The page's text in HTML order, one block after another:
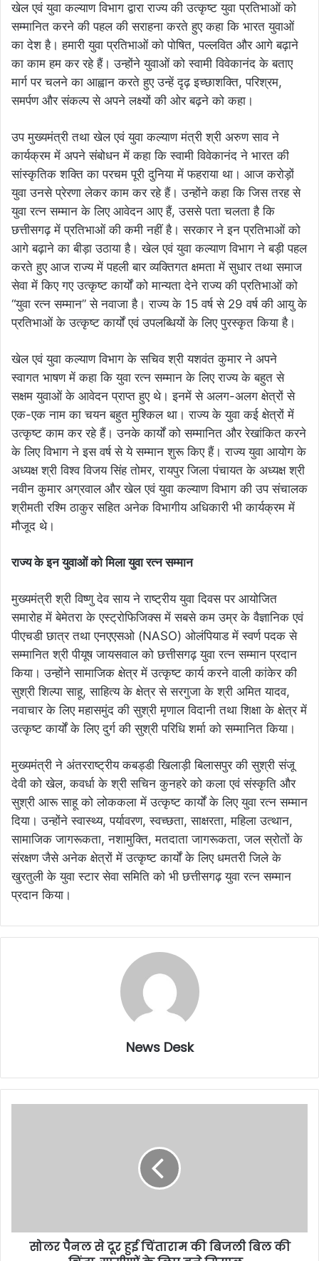
खेल एवं युवा कल्याण विभाग द्वारा राज्य की उत्कृष्ट युवा प्रतिभाओं को
सम्मानित करने की पहल की सराहना करते हुए कहा कि भारत युवाओं
का देश है। हमारी युवा प्रतिभाओं को पोषित, पल्लवित और आगे बढ़ाने
का काम हम कर रहे हैं। उन्होंने युवाओं को स्वामी विवेकानंद के बताए
मार्ग पर चलने का आह्वान करते हुए उन्हें दृढ़ इच्छाशक्ति, परिश्रम,
समर्पण और संकल्प से अपने लक्ष्यों की ओर बढ़ने को कहा।
उप मुख्यमंत्री तथा खेल एवं युवा कल्याण मंत्री श्री अरुण साव ने
कार्यक्रम में अपने संबोधन में कहा कि स्वामी विवेकानंद ने भारत की
सांस्कृतिक शक्ति का परचम पूरी दुनिया में फहराया था। आज करोड़ों
युवा उनसे प्रेरणा लेकर काम कर रहे हैं। उन्होंने कहा कि जिस तरह से
युवा रत्न सम्मान के लिए आवेदन आए हैं, उससे पता चलता है कि
छत्तीसगढ़ में प्रतिभाओं की कमी नहीं है। सरकार ने इन प्रतिभाओं को
आगे बढ़ाने का बीड़ा उठाया है। खेल एवं युवा कल्याण विभाग ने बड़ी पहल
करते हुए आज राज्य में पहली बार व्यक्तिगत क्षमता में सुधार तथा समाज
सेवा में किए गए उत्कृष्ट कार्यों को मान्यता देने राज्य की प्रतिभाओं को
“युवा रत्न सम्मान” से नवाजा है। राज्य के 15 वर्ष से 29 वर्ष की आयु के
प्रतिभाओं के उत्कृष्ट कार्यों एवं उपलब्धियों के लिए पुरस्कृत किया है।
खेल एवं युवा कल्याण विभाग के सचिव श्री यशवंत कुमार ने अपने
स्वागत भाषण में कहा कि युवा रत्न सम्मान के लिए राज्य के बहुत से
सक्षम युवाओं के आवेदन प्राप्त हुए थे। इनमें से अलग-अलग क्षेत्रों से
एक-एक नाम का चयन बहुत मुश्किल था। राज्य के युवा कई क्षेत्रों में
उत्कृष्ट काम कर रहे हैं। उनके कार्यों को सम्मानित और रेखांकित करने
के लिए विभाग ने इस वर्ष से ये सम्मान शुरू किए हैं। राज्य युवा आयोग के
अध्यक्ष श्री विश्व विजय सिंह तोमर, रायपुर जिला पंचायत के अध्यक्ष श्री
नवीन कुमार अग्रवाल और खेल एवं युवा कल्याण विभाग की उप संचालक
श्रीमती रश्मि ठाकुर सहित अनेक विभागीय अधिकारी भी कार्यक्रम में
मौजूद थे।
राज्य के इन युवाओं को मिला युवा रत्न सम्मान
मुख्यमंत्री श्री विष्णु देव साय ने राष्ट्रीय युवा दिवस पर आयोजित
समारोह में बेमेतरा के एस्ट्रोफिजिक्स में सबसे कम उम्र के वैज्ञानिक एवं
पीएचडी छात्र तथा एनएएसओ (NASO) ओलंपियाड में स्वर्ण पदक से
सम्मानित श्री पीयूष जायसवाल को छत्तीसगढ़ युवा रत्न सम्मान प्रदान
किया। उन्होंने सामाजिक क्षेत्र में उत्कृष्ट कार्य करने वाली कांकेर की
सुश्री शिल्पा साहू, साहित्य के क्षेत्र से सरगुजा के श्री अमित यादव,
नवाचार के लिए महासमुंद की सुश्री मृणाल विदानी तथा शिक्षा के क्षेत्र में
उत्कृष्ट कार्यों के लिए दुर्ग की सुश्री परिधि शर्मा को सम्मानित किया।
मुख्यमंत्री ने अंतरराष्ट्रीय कबड्डी खिलाड़ी बिलासपुर की सुश्री संजू
देवी को खेल, कवर्धा के श्री सचिन कुनहरे को कला एवं संस्कृति और
सुश्री आरू साहू को लोककला में उत्कृष्ट कार्यों के लिए युवा रत्न सम्मान
दिया। उन्होंने स्वास्थ्य, पर्यावरण, स्वच्छता, साक्षरता, महिला उत्थान,
सामाजिक जागरूकता, नशामुक्ति, मतदाता जागरूकता, जल स्रोतों के
संरक्षण जैसे अनेक क्षेत्रों में उत्कृष्ट कार्यों के लिए धमतरी जिले के
खुरतुली के युवा स्टार सेवा समिति को भी छत्तीसगढ़ युवा रत्न सम्मान
प्रदान किया।
News Desk
सोलर पैनल से दूर हुई चिंताराम की बिजली बिल की